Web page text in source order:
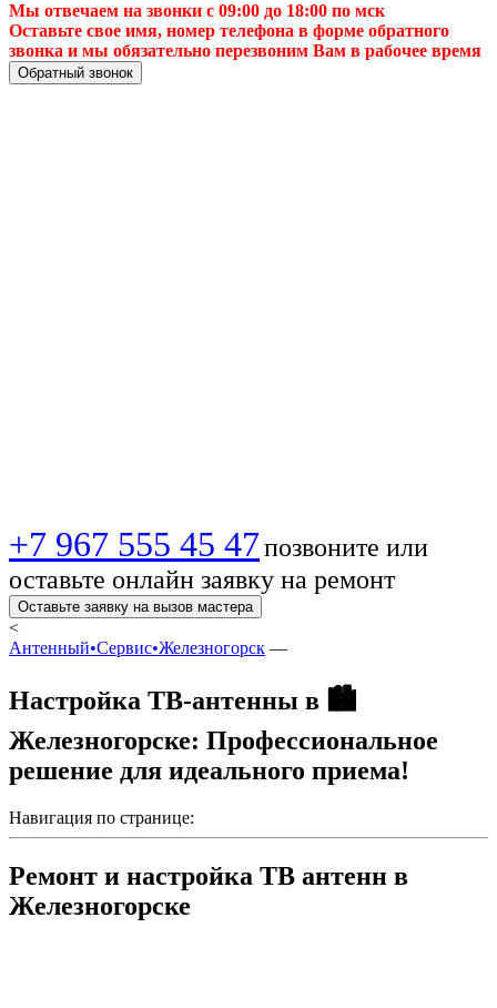
Мы отвечаем на звонки с 09:00 до 18:00 по мск
Оставьте свое имя, номер телефона в форме обратного
звонка и мы обязательно перезвоним Вам в рабочее время
Обратный звонок
+7 967 555 45 47позвоните или
оставьте онлайн заявку на ремонт
Оставьте заявку на вызов мастера
<
Антенный•Сервис•Железногорск —
Настройка ТВ-антенны в 🏙️
Железногорске: Профессиональное
решение для идеального приема!
Навигация по странице:
Ремонт и настройка ТВ антенн в
Железногорске